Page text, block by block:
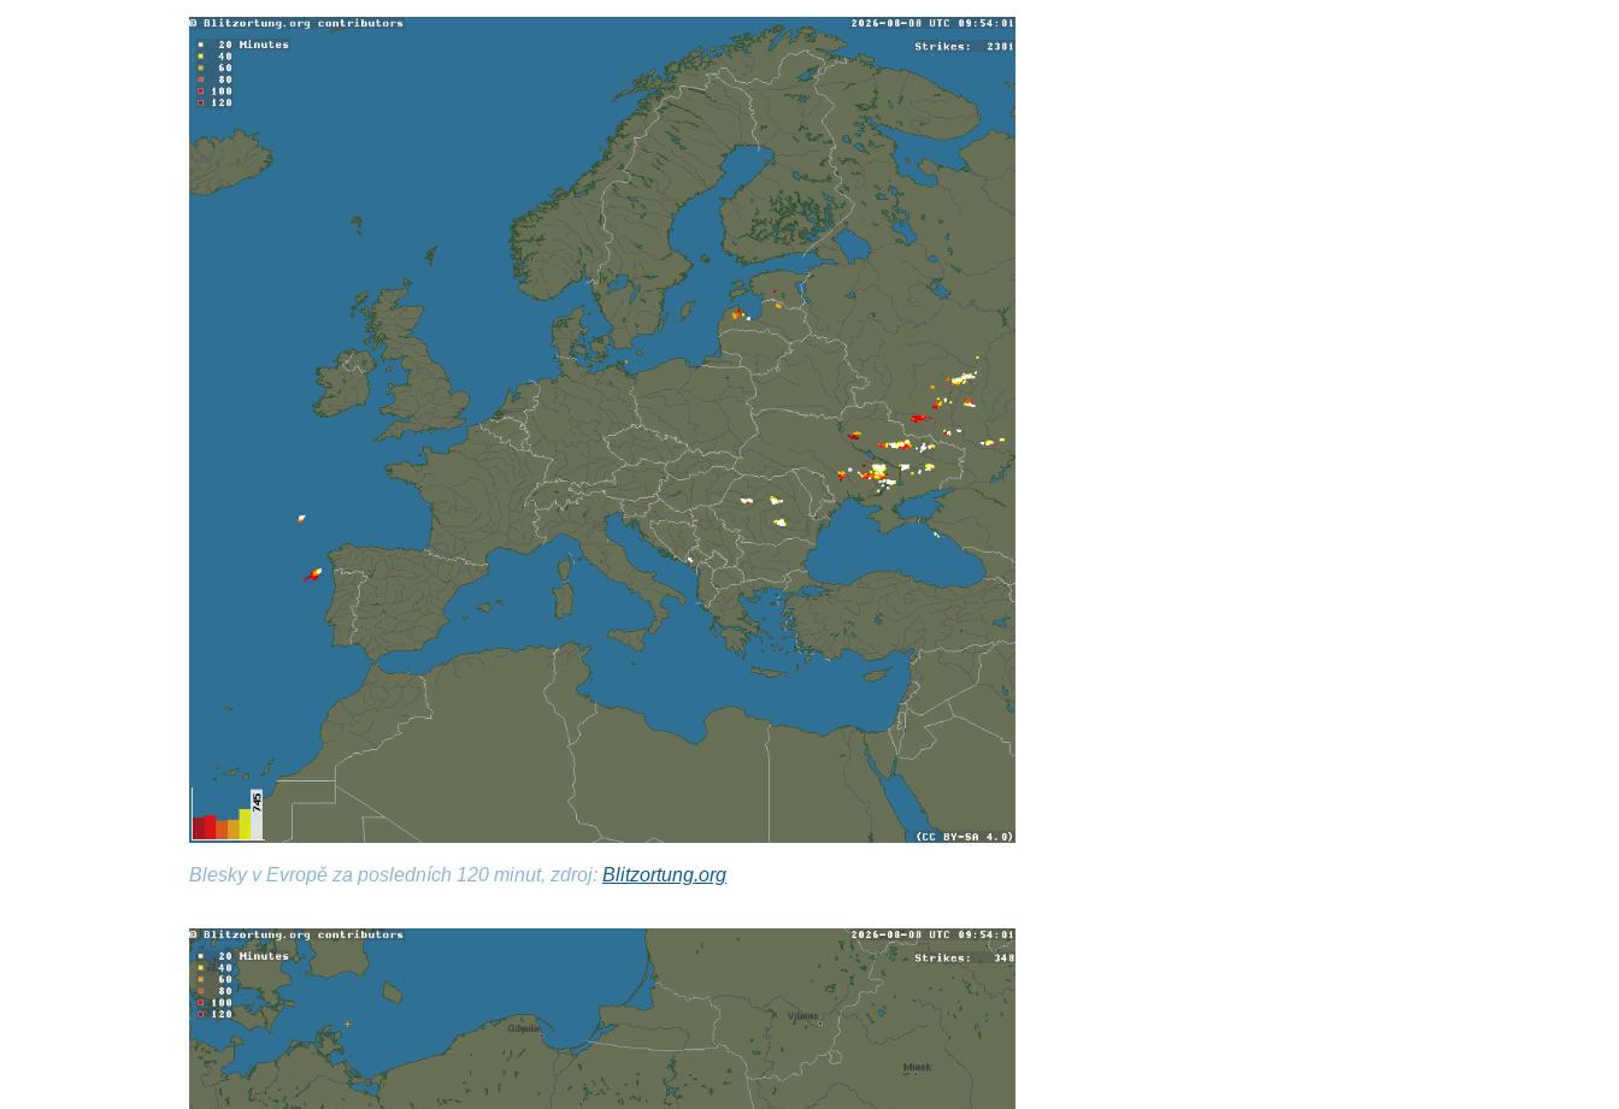
09:00
08:50
Blesky v Evropě za posledních 120 minut, zdroj:Blitzortung.org